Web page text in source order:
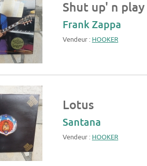
Shut up' n
Frank Zappa
Vendeur : HOOKER
Lotus
Santana
Vendeur : HOOKER